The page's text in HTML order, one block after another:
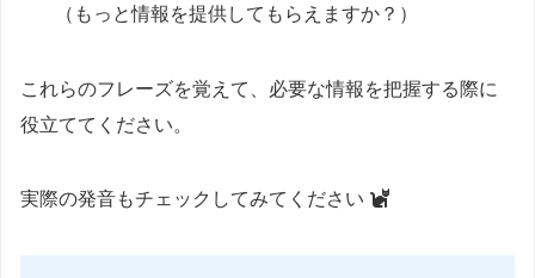
（もっと情報を提供してもらえますか？）
これらのフレーズを覚えて、必要な情報を把握する際に
役立ててください。
実際の発音もチェックしてみてください